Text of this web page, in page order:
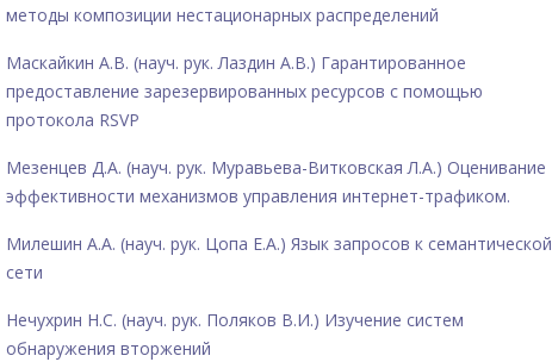
методы композиции нестационарных распределений
Маскайкин А.В. (науч. рук. Лаздин А.В.) Гарантированное
предоставление зарезервированных ресурсов с помощью
протокола RSVP
Мезенцев Д.А. (науч. рук. Муравьева-Витковская Л.А.) Оценивание
эффективности механизмов управления интернет-трафиком.
Милешин А.А. (науч. рук. Цопа Е.А.) Язык запросов к семантической
сети
Нечухрин Н.С. (науч. рук. Поляков В.И.) Изучение систем
обнаружения вторжений